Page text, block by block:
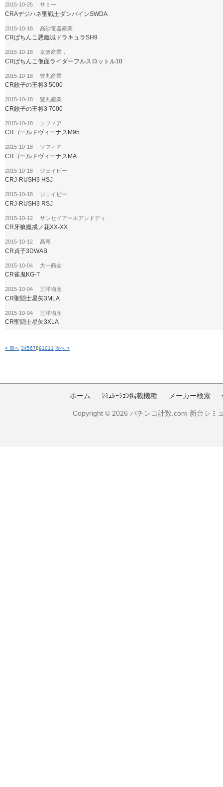
2015-10-25 サミー
CRAデジハネ聖戦士ダンバインSWDA
2015-10-18 高砂電器産業
CRぱちんこ悪魔城ドラキュラSH9
2015-10-18 京楽産業．
CRぱちんこ仮面ライダーフルスロットル10
2015-10-18 豊丸産業
CR餃子の王将3 5000
2015-10-18 豊丸産業
CR餃子の王将3 7000
2015-10-18 ソフィア
CRゴールドヴィーナスM95
2015-10-18 ソフィア
CRゴールドヴィーナスMA
2015-10-18 ジェイビー
CRJ-RUSH3 HSJ
2015-10-18 ジェイビー
CRJ-RUSH3 RSJ
2015-10-12 サンセイアールアンドディ
CR牙狼魔戒ノ花XX-XX
2015-10-12 高尾
CR貞子3DWAB
2015-10-04 大一商会
CR雀鬼KG-T
2015-10-04 三洋物産
CR聖闘士星矢3MLA
2015-10-04 三洋物産
CR聖闘士星矢3XLA
< 前へ 34567891011 次へ >
ホーム ｼﾐｭﾚｰｼｮﾝ掲載機種 メーカー検索
Copyright © 2026 パチンコ計数.com-新台シミ